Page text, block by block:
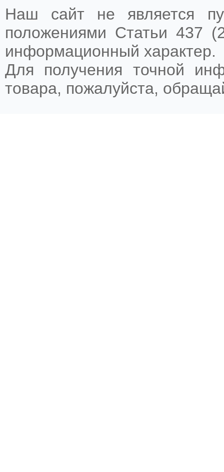
Наш сайт не является
положениями Статьи 437
информационный характер.
Для получения точной
товара, пожалуйста,